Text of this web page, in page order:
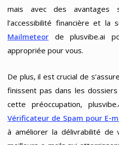
mais avec des avantages
l’accessibilité financière et la
Mailmeteor de plusvibe.ai
appropriée pour vous.
De plus, il est crucial de
finissent pas dans les
cette préoccupation,
Vérificateur de Spam pour E-
à améliorer la délivrabilité de